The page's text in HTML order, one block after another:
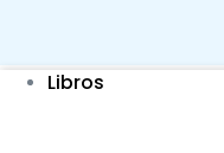
Libros